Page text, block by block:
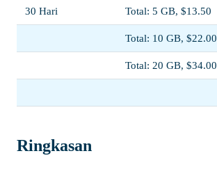
30 Hari Total: 5 GB, $13.50
Total: 10 GB, $22.00
Total: 20 GB, $34.00
Ringkasan